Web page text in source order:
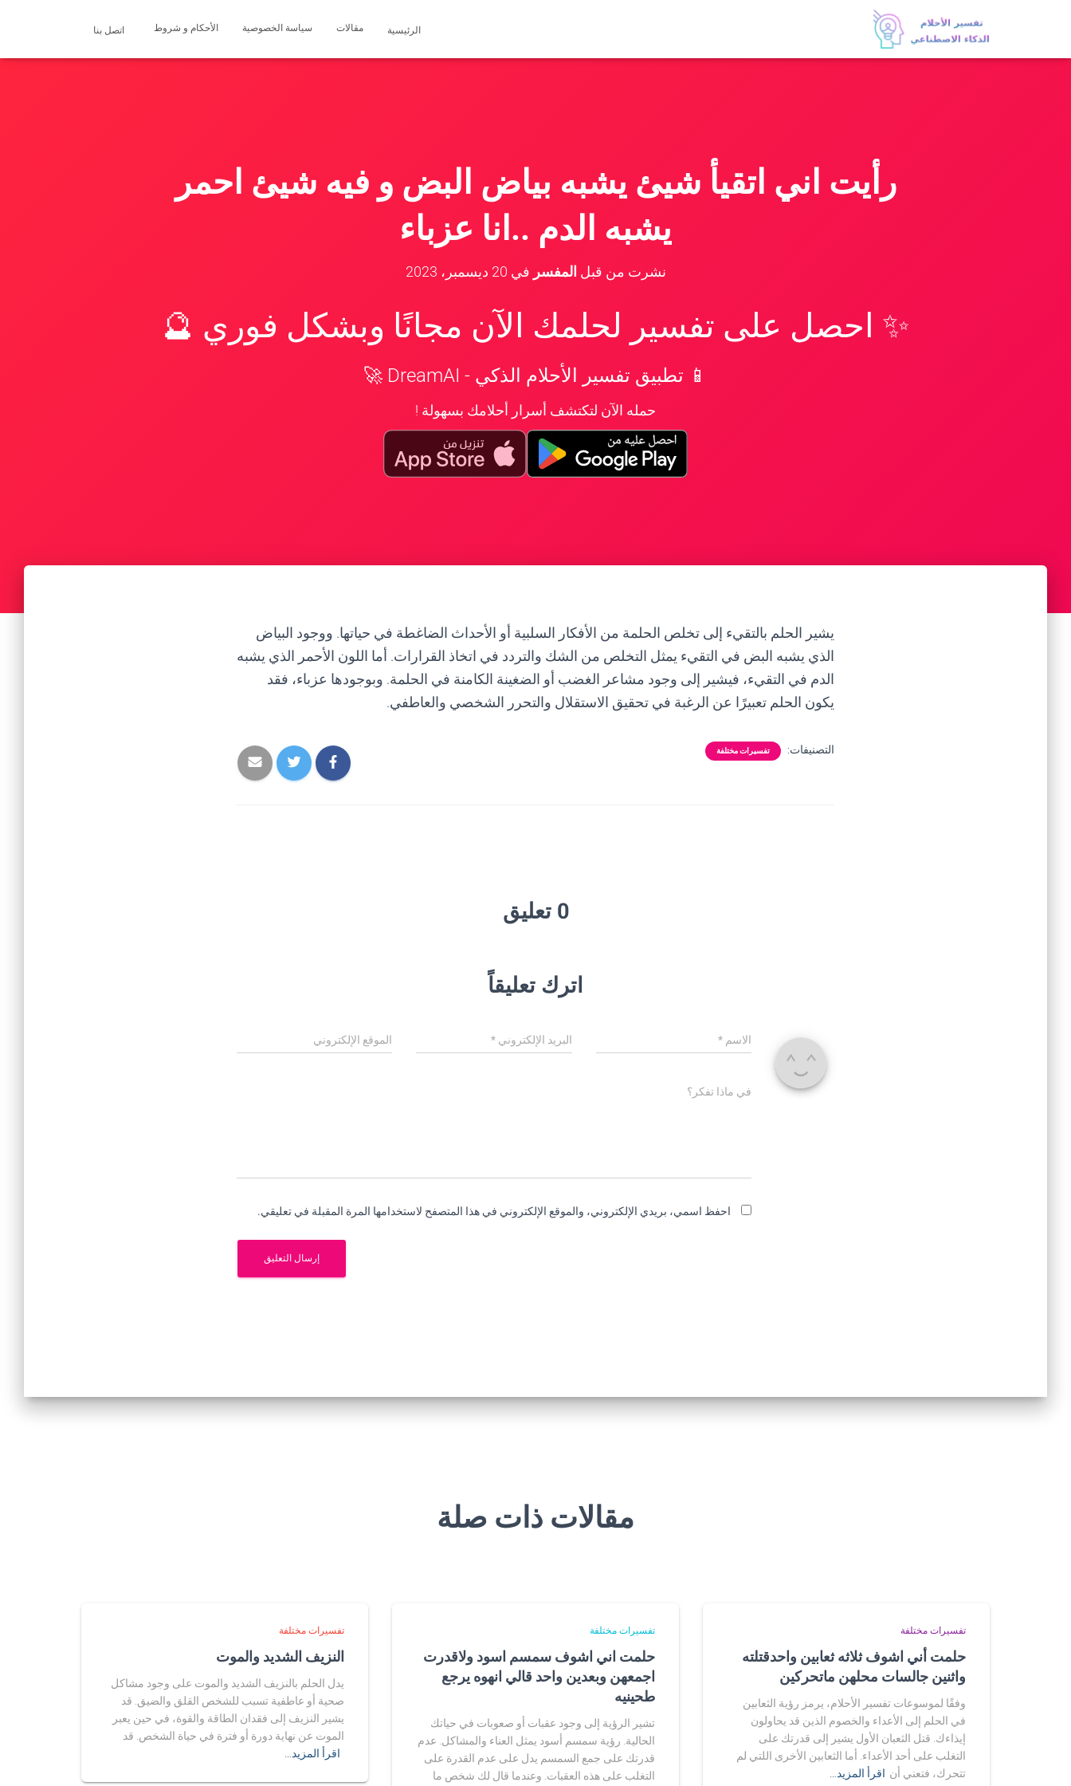
الرئيسية مقالات سياسة الخصوصية الأحكام و شروط اتصل بنا
رأيت اني اتقيأ شيئ يشبه بياض البض و فيه شيئ احمر
يشبه الدم ..انا عزباء
نشرت من قبل المفسر في 20 ديسمبر، 2023
✨ احصل على تفسير لحلمك الآن مجانًا وبشكل فوري 🔮
📱 تطبيق تفسير الأحلام الذكي - DreamAI 🚀
حمله الآن لتكتشف أسرار أحلامك بسهولة !
يشير الحلم بالتقيء إلى تخلص الحلمة من الأفكار السلبية أو الأحداث الضاغطة في حياتها. ووجود البياض
الذي يشبه البض في التقيء يمثل التخلص من الشك والتردد في اتخاذ القرارات. أما اللون الأحمر الذي يشبه
الدم في التقيء، فيشير إلى وجود مشاعر الغضب أو الضغينة الكامنة في الحلمة. وبوجودها عزباء، فقد
يكون الحلم تعبيرًا عن الرغبة في تحقيق الاستقلال والتحرر الشخصي والعاطفي.
التصنيفات: تفسيرات مختلفة
0 تعليق
اترك تعليقاً
الاسم * البريد الإلكتروني* الموقع الإلكتروني
في ماذا تفكر؟
احفظ اسمي، بريدي الإلكتروني، والموقع الإلكتروني في هذا المتصفح لاستخدامها المرة المقبلة في تعليقي.
مقالات ذات صلة
تفسيرات مختلفة
حلمت أني اشوف ثلاثه ثعابين واحدقتلته
واثنين جالسات محلهن ماتحركين
وفقًا لموسوعات تفسير الأحلام، يرمز رؤية الثعابين
في الحلم إلى الأعداء والخصوم الذين قد يحاولون
إيذاءك. قتل الثعبان الأول يشير إلى قدرتك على
التغلب على أحد الأعداء. أما الثعابين الأخرى اللتي لم
تتحرك، فتعني أن اقرأ المزيد…
تفسيرات مختلفة
حلمت اني اشوف سمسم اسود ولاقدرت
اجمعهن وبعدين واحد قالي انهوه يرجع
طحينيه
تشير الرؤية إلى وجود عقبات أو صعوبات في حياتك
الحالية. رؤية سمسم أسود يمثل العناء والمشاكل. عدم
قدرتك على جمع السمسم يدل على عدم القدرة على
التغلب على هذه العقبات. وعندما قال لك شخص ما
تفسيرات مختلفة
النزيف الشديد والموت
يدل الحلم بالنزيف الشديد والموت على وجود مشاكل
صحية أو عاطفية تسبب للشخص القلق والضيق. قد
يشير النزيف إلى فقدان الطاقة والقوة، في حين يعبر
الموت عن نهاية دورة أو فترة في حياة الشخص. قد
اقرأ المزيد…